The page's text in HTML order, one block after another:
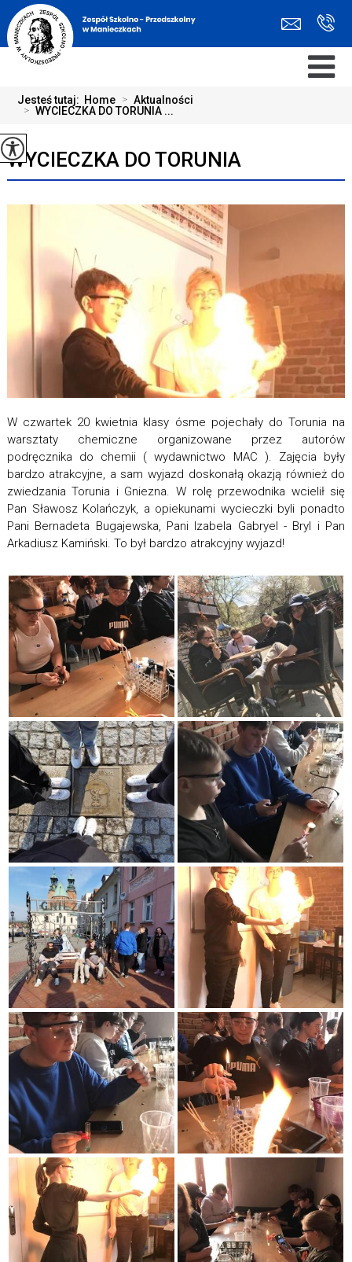
Jesteś tutaj: Home > Aktualności
> WYCIECZKA DO TORUNIA ...
WYCIECZKA DO TORUNIA
W czwartek 20 kwietnia klasy ósme pojechały do Torunia na
warsztaty chemiczne organizowane przez autorów
podręcznika do chemii ( wydawnictwo MAC ). Zajęcia były
bardzo atrakcyjne, a sam wyjazd doskonałą okazją również do
zwiedzania Torunia i Gniezna. W rolę przewodnika wcielił się
Pan Sławosz Kolańczyk, a opiekunami wycieczki byli ponadto
Pani Bernadeta Bugajewska, Pani Izabela Gabryel - Bryl i Pan
Arkadiusz Kamiński. To był bardzo atrakcyjny wyjazd!